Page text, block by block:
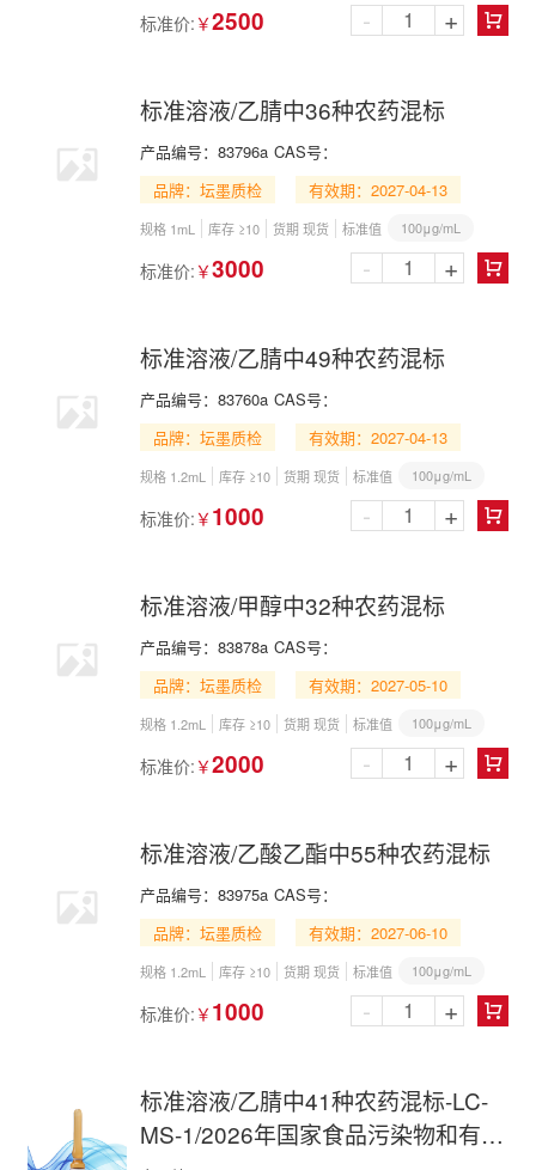
标准价: ￥2500 
- +
标准溶液/乙腈中36种农药混标
产品编号： 83796a CAS号：
品牌：坛墨质检
有效期：2027-04-13
规格 1mL 库存 ≥10 货期 现货 标准值 100μg/mL
标准价: ￥3000 
- +
标准溶液/乙腈中49种农药混标
产品编号： 83760a CAS号：
品牌：坛墨质检
有效期：2027-04-13
规格 1.2mL 库存 ≥10 货期 现货 标准值 100μg/mL
标准价: ￥ 1000 
- +
标准溶液/甲醇中32种农药混标
产品编号： 83878a CAS号：
品牌：坛墨质检
有效期：2027-05-10
规格 1.2mL 库存 ≥10 货期 现货 标准值 100μg/mL
标准价: ￥2000 
- +
标准溶液/乙酸乙酯中55种农药混标
产品编号： 83975a CAS号：
品牌：坛墨质检
有效期：2027-06-10
规格 1.2mL 库存 ≥10 货期 现货 标准值 100μg/mL
标准价: ￥ 1000 
- +
标准溶液/乙腈中41种农药混标-LC-
MS-1/2026年国家食品污染物和有害